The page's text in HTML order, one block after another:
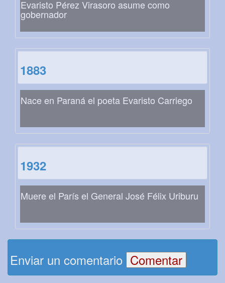
Evaristo Pérez Virasoro asume como
gobernador
1883
Nace en Paraná el poeta Evaristo Carriego
1932
Muere el París el General José Félix Uriburu
Enviar un comentario